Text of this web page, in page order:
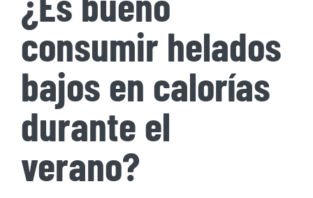
consumir helados
bajos en calorías
durante el
verano?